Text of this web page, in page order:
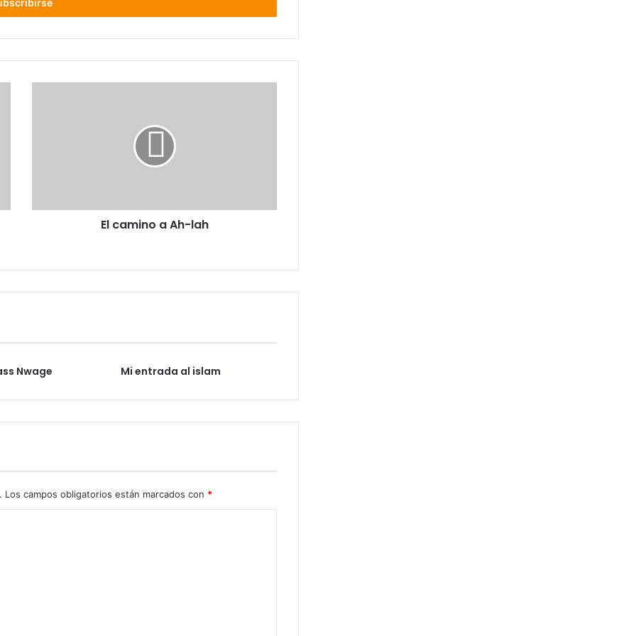
El camino a Ah-lah
Nwage Mi entrada al islam
Los campos obligatorios están marcados con *